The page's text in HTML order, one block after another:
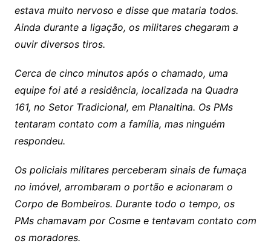
estava muito nervoso e disse que mataria todos.
Ainda durante a ligação, os militares chegaram a
ouvir diversos tiros.
Cerca de cinco minutos após o chamado, uma
equipe foi até a residência, localizada na Quadra
161, no Setor Tradicional, em Planaltina. Os PMs
tentaram contato com a família, mas ninguém
respondeu.
Os policiais militares perceberam sinais de fumaça
no imóvel, arrombaram o portão e acionaram o
Corpo de Bombeiros. Durante todo o tempo, os
PMs chamavam por Cosme e tentavam contato com
os moradores.